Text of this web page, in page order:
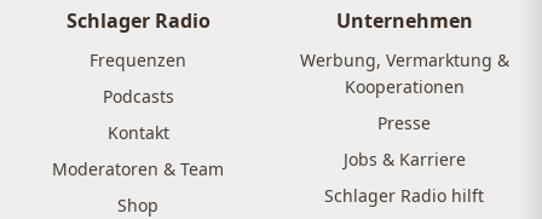
Schlager Radio
Frequenzen
Podcasts
Kontakt
Moderatoren & Team
Shop
Unternehmen
Werbung, Vermarktung &
Kooperationen
Presse
Jobs & Karriere
Schlager Radio hilft